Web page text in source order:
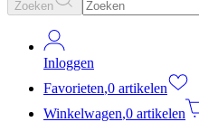
Zoeken
Inloggen
Favorieten,0 artikelen
Winkelwagen,0 artikelen